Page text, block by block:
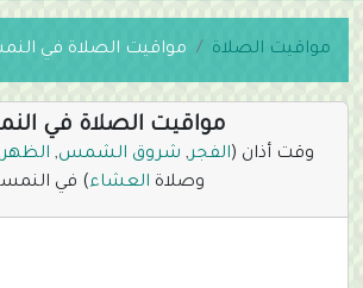
مواقيت الصلاة مواقيت الصلاة في
مواقيت الصلاة في
وقت أذان (الفجر, شروق الشمس, الظهر
وصلاة العشاء) في